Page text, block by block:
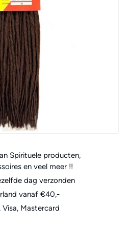
Spirituele producten,
en veel meer !!
dag verzonden
vanaf €40,-
Mastercard